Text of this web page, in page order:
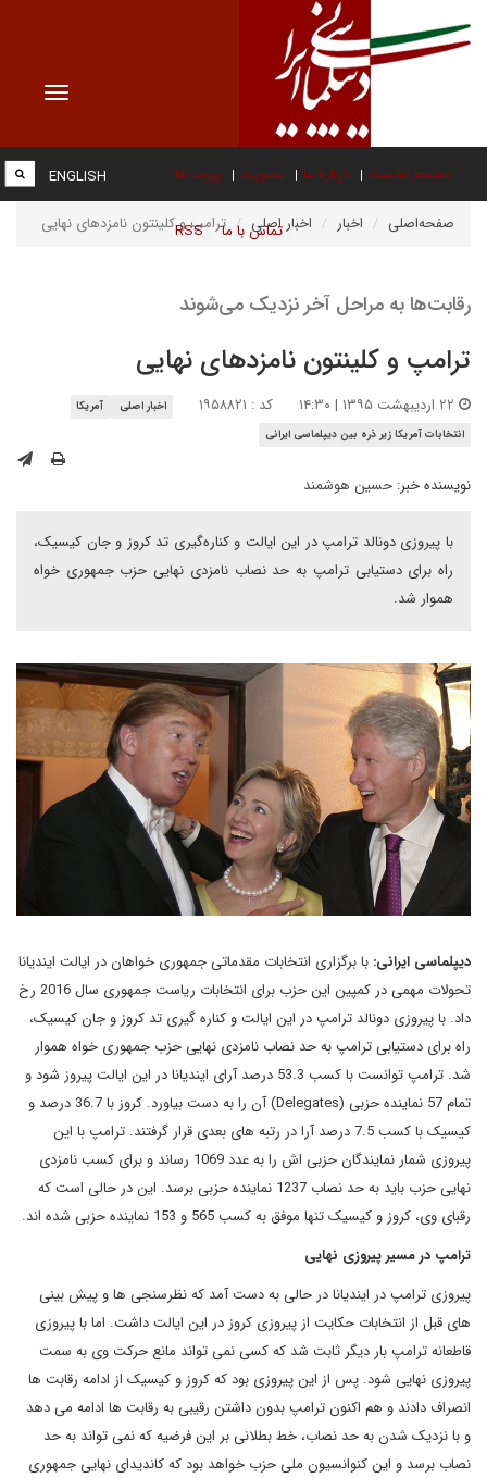
Toggle
صفحه نخست درباره ما عضویت پیوند ها
تماس با ما RSS
ENGLISH
صفحه‌اصلی اخبار اخبار اصلی ترامپ و کلینتون نامزدهای نهایی
رقابت‌ها به مراحل آخر نزدیک می‌شوند
ترامپ و کلینتون نامزدهای نهایی
کد : ۱۹۵۸۸۲۱ اخبار اصلی
آمریکا
انتخابات آمریکا زیر ذره بین دیپلماسی ایرانی
نویسنده خبر: حسین هوشمند
با پیروزی دونالد ترامپ در این ایالت و کناره‌گیری تد کروز و جان کیسیک،
راه برای دستیابی ترامپ به حد نصاب نامزدی نهایی حزب جمهوری خواه
هموار شد.
دیپلماسی ایرانی: با برگزاری انتخابات مقدماتی جمهوری خواهان در ایالت ایندیانا
تحولات مهمی در کمپین این حزب برای انتخابات ریاست جمهوری سال 2016 رخ
داد. با پیروزی دونالد ترامپ در این ایالت و کناره گیری تد کروز و جان کیسیک،
راه برای دستیابی ترامپ به حد نصاب نامزدی نهایی حزب جمهوری خواه هموار
شد. ترامپ توانست با کسب 53.3 درصد آرای ایندیانا در این ایالت پیروز شود و
تمام 57 نماینده حزبی
(Delegates)
آن را به دست بیاورد. کروز با 36.7 درصد و
کیسیک با کسب 7.5 درصد آرا در رتبه های بعدی قرار گرفتند. ترامپ با این
پیروزی شمار نمایندگان حزبی اش را به عدد 1069 رساند و برای کسب نامزدی
نهایی حزب باید به حد نصاب 1237 نماینده حزبی برسد. این در حالی است که
رقبای وی، کروز و کیسیک تنها موفق به کسب 565 و 153 نماینده حزبی شده اند.
ترامپ در مسیر پیروزی نهایی
پیروزی ترامپ در ایندیانا در حالی به دست آمد که نظرسنجی ها و پیش بینی
های قبل از انتخابات حکایت از پیروزی کروز در این ایالت داشت. اما با پیروزی
قاطعانه ترامپ بار دیگر ثابت شد که کسی نمی تواند مانع حرکت وی به سمت
پیروزی نهایی شود. پس از این پیروزی بود که کروز و کیسیک از ادامه رقابت ها
انصراف دادند و هم اکنون ترامپ بدون داشتن رقیبی به رقابت ها ادامه می دهد
و با نزدیک شدن به حد نصاب، خط بطلانی بر این فرضیه که نمی تواند به حد
نصاب برسد و این کنوانسیون ملی حزب خواهد بود که کاندیدای نهایی جمهوری